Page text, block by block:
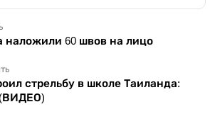
наложили 60 швов на лицо
стрельбу в школе Таиланда: